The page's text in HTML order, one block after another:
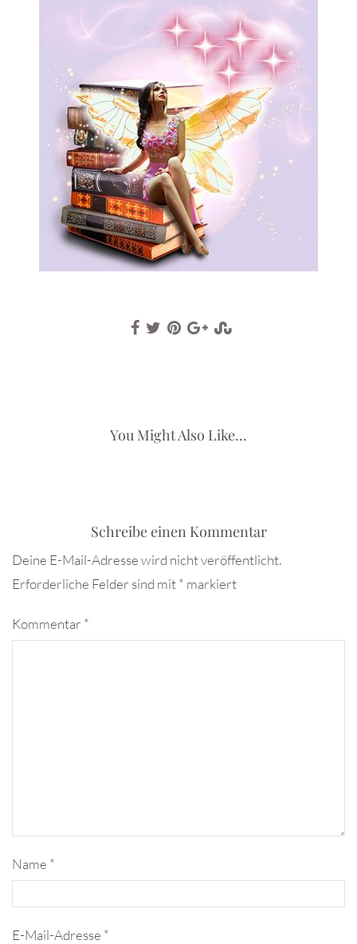
You Might Also Like...
Schreibe einen Kommentar
Deine E-Mail-Adresse wird nicht veröffentlicht.
Erforderliche Felder sind mit* markiert
Kommentar *
Name *
E-Mail-Adresse *